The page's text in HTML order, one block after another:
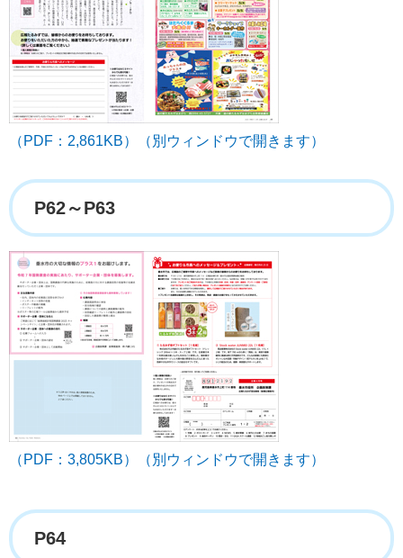
（PDF：2,861KB）（別ウィンドウで開きます）
P62～P63
（PDF：3,805KB）（別ウィンドウで開きます）
P64